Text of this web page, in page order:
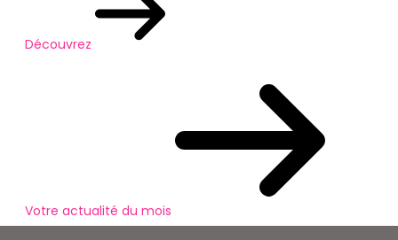
Découvrez
Votre actualité du mois